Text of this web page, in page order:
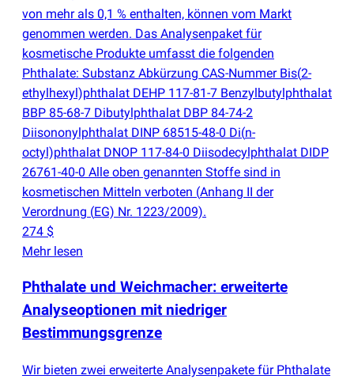
von mehr als 0,1 % enthalten, können vom Markt
genommen werden. Das Analysenpaket für
kosmetische Produkte umfasst die folgenden
Phthalate: Substanz Abkürzung CAS-Nummer Bis(2-
ethylhexyl)phthalat DEHP 117-81-7 Benzylbutylphthalat
BBP 85-68-7 Dibutylphthalat DBP 84-74-2
Diisononylphthalat DINP 68515-48-0 Di(n-
octyl)phthalat DNOP 117-84-0 Diisodecylphthalat DIDP
26761-40-0 Alle oben genannten Stoffe sind in
kosmetischen Mitteln verboten (Anhang II der
Verordnung (EG) Nr. 1223/2009).
274 $
Mehr lesen
Phthalate und Weichmacher: erweiterte
Analyseoptionen mit niedriger
Bestimmungsgrenze
Wir bieten zwei erweiterte Analysenpakete für Phthalate